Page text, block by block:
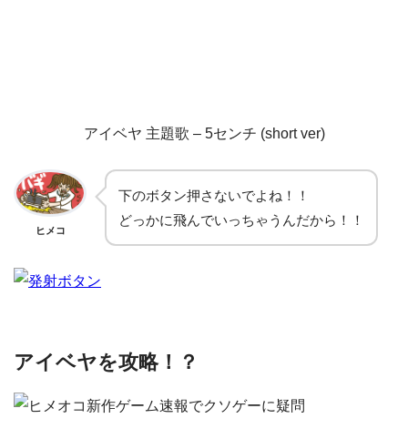
アイベヤ 主題歌 – 5センチ (short ver)
ヒメコ
下のボタン押さないでよね！！
どっかに飛んでいっちゃうんだから！！
アイベヤを攻略！？